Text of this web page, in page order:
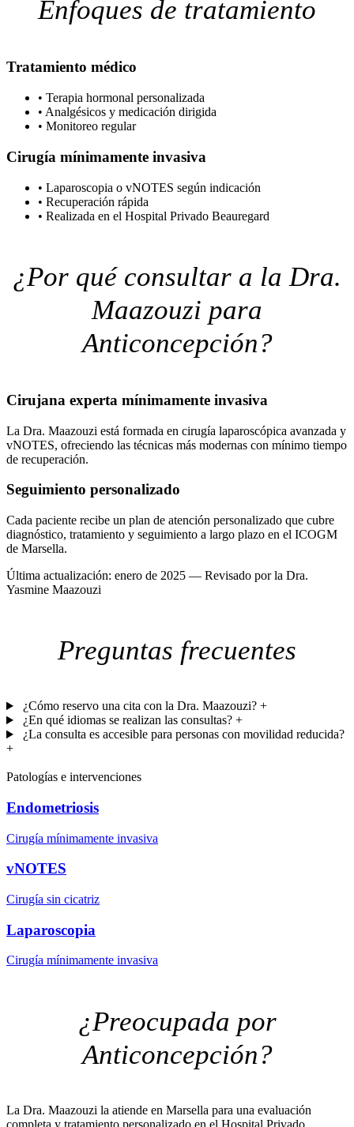
Enfoques de tratamiento
Tratamiento médico
• Terapia hormonal personalizada
• Analgésicos y medicación dirigida
• Monitoreo regular
Cirugía mínimamente invasiva
• Laparoscopia o vNOTES según indicación
• Recuperación rápida
• Realizada en el Hospital Privado Beauregard
¿Por qué consultar a la Dra.
Maazouzi para
Anticoncepción?
Cirujana experta mínimamente invasiva
La Dra. Maazouzi está formada en cirugía laparoscópica avanzada y
vNOTES, ofreciendo las técnicas más modernas con mínimo tiempo
de recuperación.
Seguimiento personalizado
Cada paciente recibe un plan de atención personalizado que cubre
diagnóstico, tratamiento y seguimiento a largo plazo en el ICOGM
de Marsella.
Última actualización: enero de 2025 — Revisado por la Dra.
Yasmine Maazouzi
Preguntas frecuentes
¿Cómo reservo una cita con la Dra. Maazouzi? +
¿En qué idiomas se realizan las consultas? +
¿La consulta es accesible para personas con movilidad reducida?
+
Patologías e intervenciones
Endometriosis
Cirugía mínimamente invasiva
vNOTES
Cirugía sin cicatriz
Laparoscopia
Cirugía mínimamente invasiva
¿Preocupada por
Anticoncepción?
La Dra. Maazouzi la atiende en Marsella para una evaluación
completa y tratamiento personalizado en el Hospital Privado